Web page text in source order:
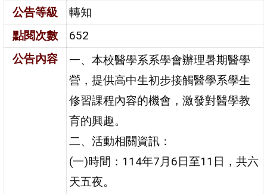
公告等級
轉知
點閱次數
652
公告內容
一、本校醫學系系學會辦理暑期醫學
營，提供高中生初步接觸醫學系學生
修習課程內容的機會，激發對醫學教
育的興趣。
二、活動相關資訊：
(一)時間：114年7月6日至11日，共六
天五夜。